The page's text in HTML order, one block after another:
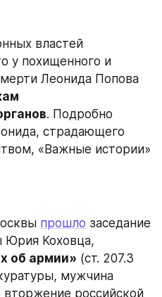
властей
у похищенного и
. Подробно
страдающего
прошло заседание
об армии» (ст. 207.3
мужчина
вторжение российской